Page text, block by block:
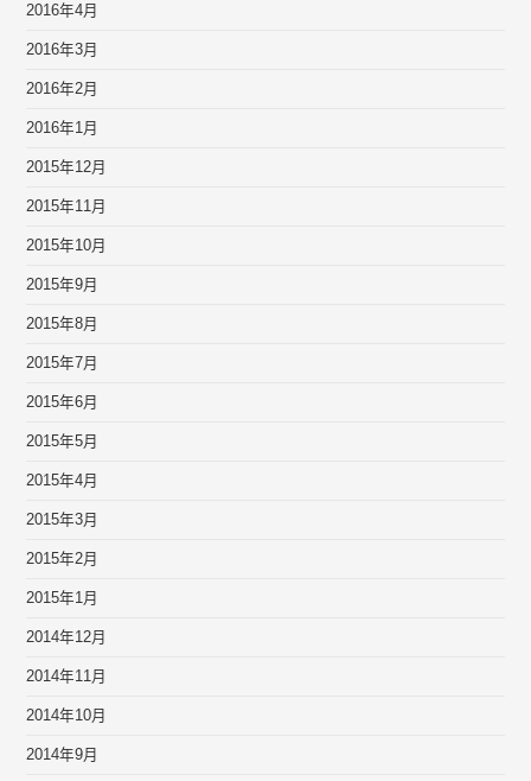
2016年4月
2016年3月
2016年2月
2016年1月
2015年12月
2015年11月
2015年10月
2015年9月
2015年8月
2015年7月
2015年6月
2015年5月
2015年4月
2015年3月
2015年2月
2015年1月
2014年12月
2014年11月
2014年10月
2014年9月